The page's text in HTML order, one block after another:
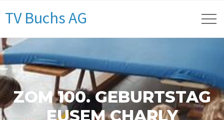
TV Buchs AG
ZOM 100. GEBURTSTAG
EUSEM CHARLY